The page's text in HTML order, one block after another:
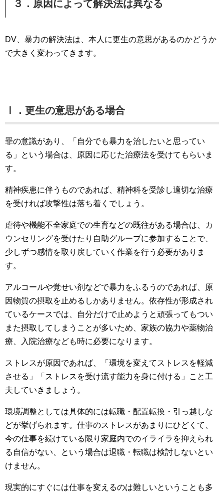
３．原因によって解決法は異なる
DV、暴力の解決法は、本人に更生の意思があるのかどうか
で大きく変わってきます。
Ⅰ．更生の意思がある場合
罪の意識があり、「自分でも暴力を治したいと思ってい
る」という場合は、原因に応じた治療法を受けてもらいま
す。
精神疾患に伴うものであれば、精神科を受診し適切な治療
を受ければ攻撃性は落ち着くでしょう。
虐待や機能不全家庭での生育などの既往がある場合は、カ
ウンセリングを受けたり自助グループに参加することで、
少しずつ感情を取り戻していく作業を行う必要がありま
す。
アルコールや覚せい剤などで暴力をふるうのであれば、原
因物質の摂取を止めるしかありません。依存性が形成され
ているケースでは、自分だけで止めようと頑張ってもつい
また摂取してしまうことが多いため、家族の協力や薬物治
療、入院治療なども時に必要になります。
ストレスが原因であれば、「環境を変えてストレスを軽減
させる」「ストレスを受け流す能力を身に付ける」こと工
夫していきましょう。
環境調整としては具体的には転職・配置転換・引っ越しな
どが挙げられます。仕事のストレスがあまりにひどくて、
今の仕事を続けている限り家庭内でのイライラを抑えられ
る自信がない、という場合は退職・転職は検討しないとい
けません。
現実的にすぐには仕事を変えるのは難しいということも多